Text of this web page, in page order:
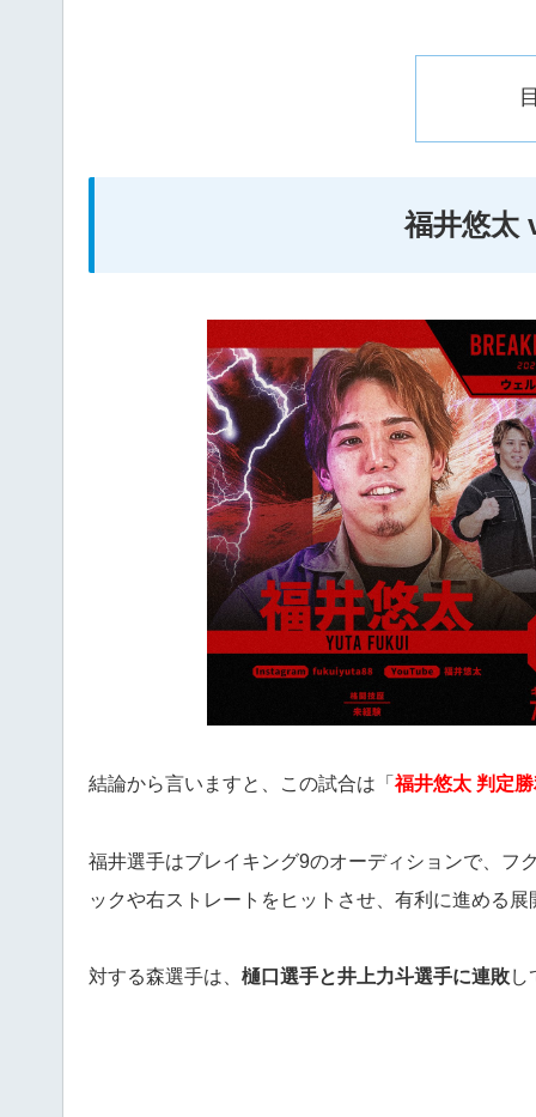
福井悠太
結論から言いますと、この試合は「福井悠太 判定勝
福井選手はブレイキング9のオーディションで、フ
ックや右ストレートをヒットさせ、有利に進める展
対する森選手は、 樋口選手と井上力斗選手に連敗し